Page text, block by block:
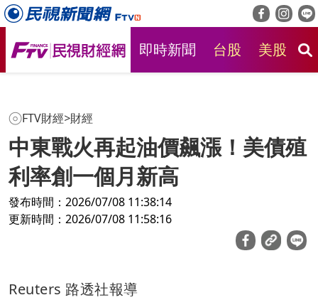
即時新聞 台股 美股
FTV財經>財經
中東戰火再起油價飆漲！美債殖
利率創一個月新高
發布時間：2026/07/08 11:38:14
更新時間：2026/07/08 11:58:16
Reuters 路透社報導